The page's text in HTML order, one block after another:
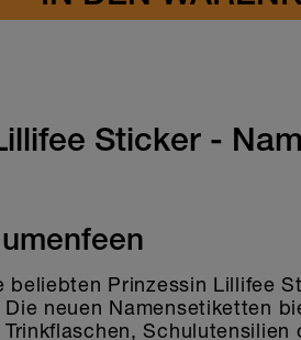
Sticker -
beliebten Prinzessin Lillifee
neuen Namensetiketten